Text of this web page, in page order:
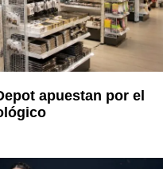
apuestan por el